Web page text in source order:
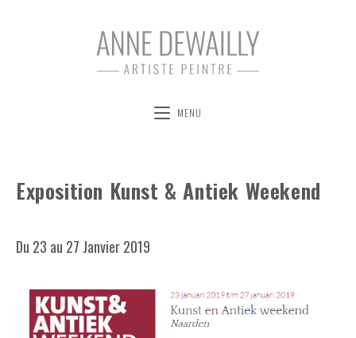
MENU
Exposition Kunst & Antiek Weekend
Du 23 au 27 Janvier 2019